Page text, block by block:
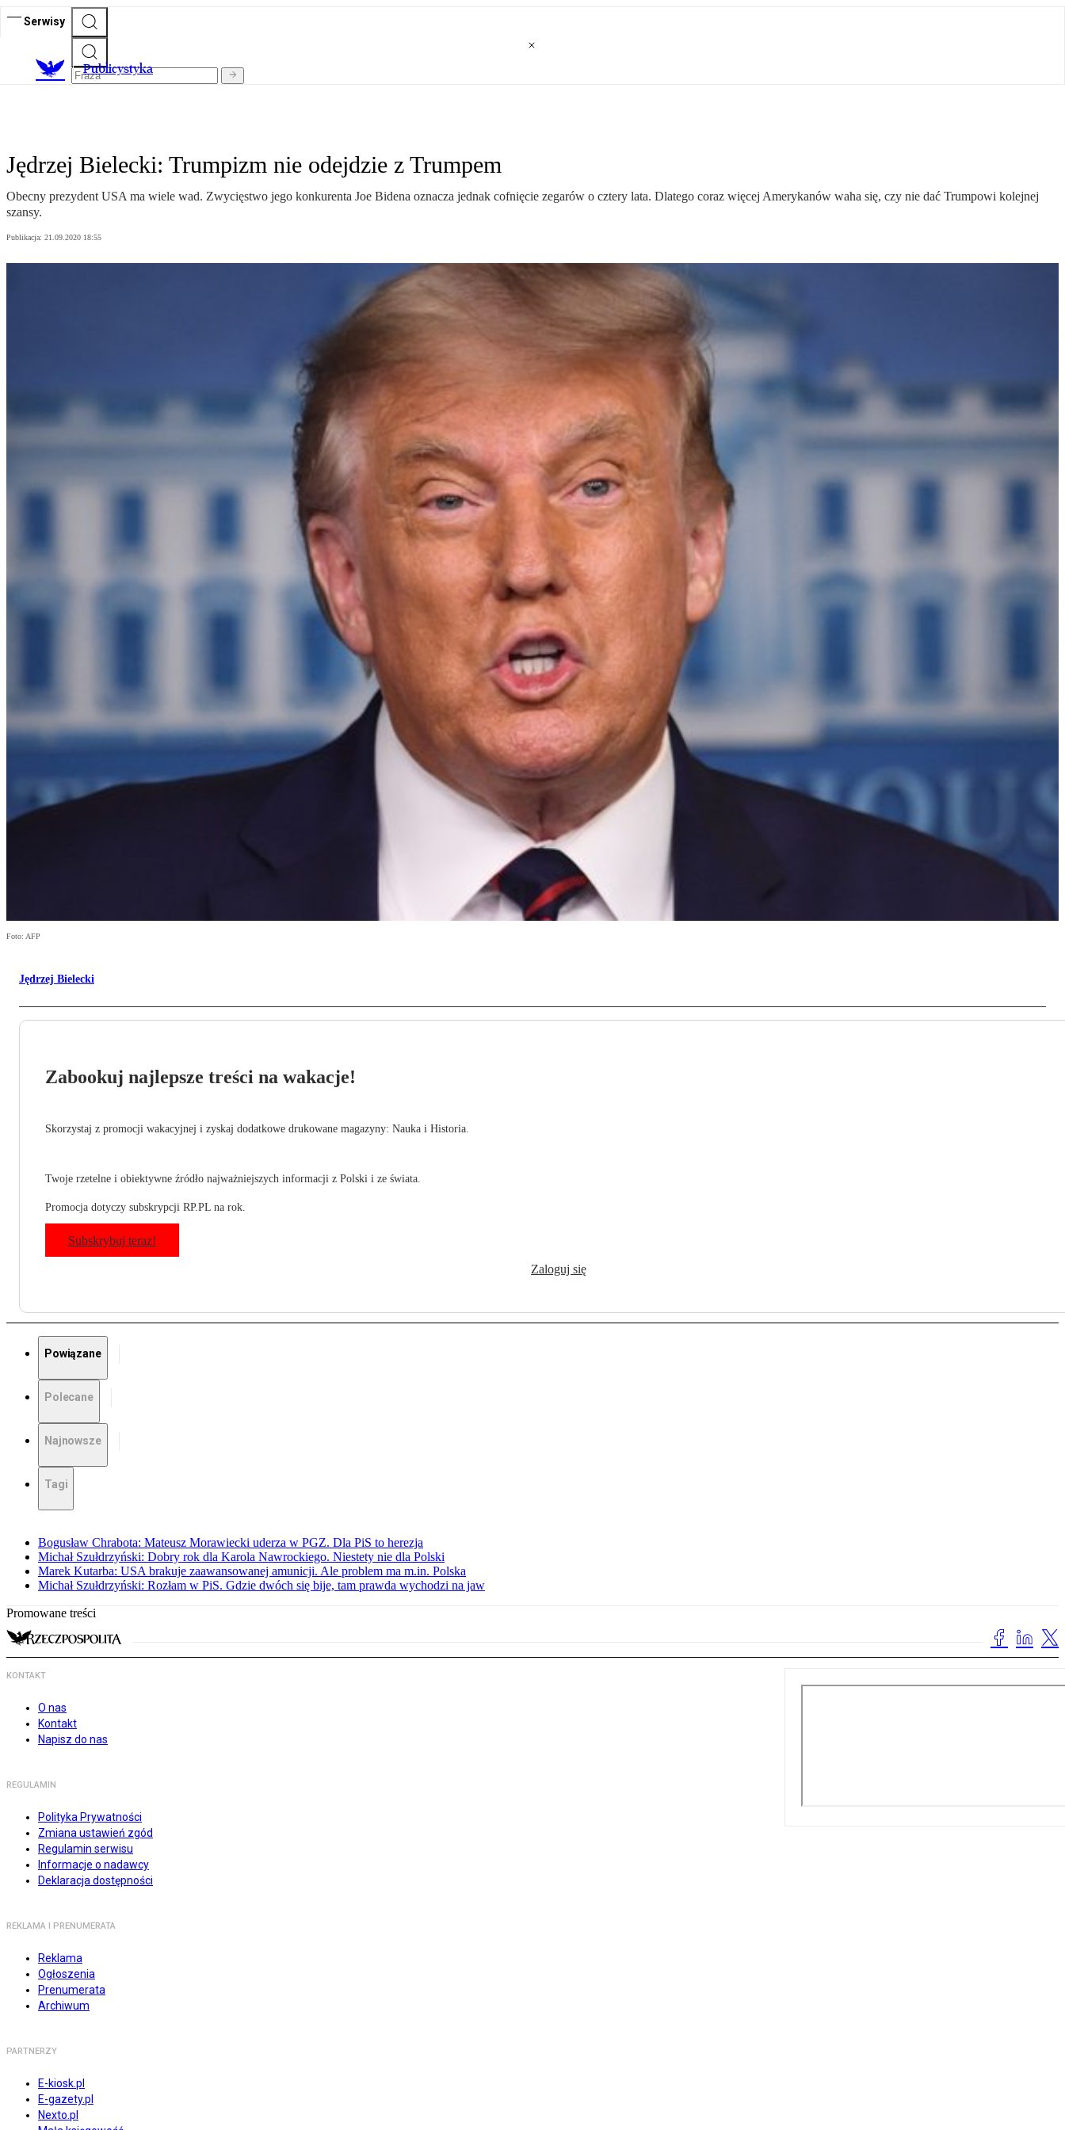
Serwisy
Publicystyka
Jędrzej Bielecki: Trumpizm nie odejdzie z Trumpem
Obecny prezydent USA ma wiele wad. Zwycięstwo jego konkurenta Joe Bidena oznacza jednak cofnięcie zegarów o cztery lata. Dlatego coraz więcej Amerykanów waha się, czy nie dać Trumpowi kolejnej
szansy.
Publikacja: 21.09.2020 18:55
Foto: AFP
Jędrzej Bielecki
Zabookuj najlepsze treści na wakacje!
Skorzystaj z promocji wakacyjnej i zyskaj dodatkowe drukowane magazyny: Nauka i Historia.
Twoje rzetelne i obiektywne źródło najważniejszych informacji z Polski i ze świata.
Promocja dotyczy subskrypcji RP.PL na rok.
Subskrybuj teraz!
Zaloguj się
Powiązane
Polecane
Najnowsze
Tagi
Bogusław Chrabota: Mateusz Morawiecki uderza w PGZ. Dla PiS to herezja
Michał Szułdrzyński: Dobry rok dla Karola Nawrockiego. Niestety nie dla Polski
Marek Kutarba: USA brakuje zaawansowanej amunicji. Ale problem ma m.in. Polska
Michał Szułdrzyński: Rozłam w PiS. Gdzie dwóch się bije, tam prawda wychodzi na jaw
Promowane treści
KONTAKT
O nas
Kontakt
Napisz do nas
REGULAMIN
Polityka Prywatności
Zmiana ustawień zgód
Regulamin serwisu
Informacje o nadawcy
Deklaracja dostępności
REKLAMA I PRENUMERATA
Reklama
Ogłoszenia
Prenumerata
Archiwum
PARTNERZY
E-kiosk.pl
E-gazety.pl
Nexto.pl